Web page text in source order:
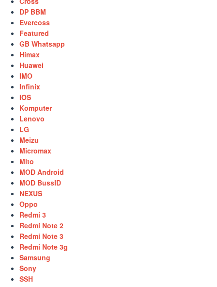
DP BBM
Evercoss
Featured
GB Whatsapp
Himax
Huawei
IMO
Infinix
IOS
Komputer
Lenovo
LG
Meizu
Micromax
Mito
MOD Android
MOD BussID
NEXUS
Oppo
Redmi 3
Redmi Note 2
Redmi Note 3
Redmi Note 3g
Samsung
Sony
SSH